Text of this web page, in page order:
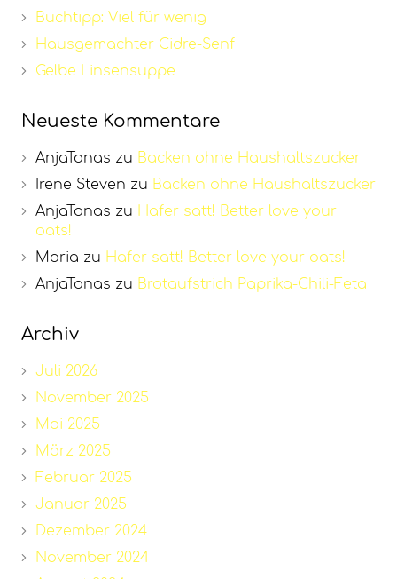
Buchtipp: Viel für wenig
Hausgemachter Cidre-Senf
Gelbe Linsensuppe
Neueste Kommentare
AnjaTanas zu Backen ohne Haushaltszucker
Irene Steven zu Backen ohne Haushaltszucker
AnjaTanas zu Hafer satt! Better love your
oats!
Maria zu Hafer satt! Better love your oats!
AnjaTanas zu Brotaufstrich Paprika-Chili-Feta
Archiv
Juli 2026
November 2025
Mai 2025
März 2025
Februar 2025
Januar 2025
Dezember 2024
November 2024